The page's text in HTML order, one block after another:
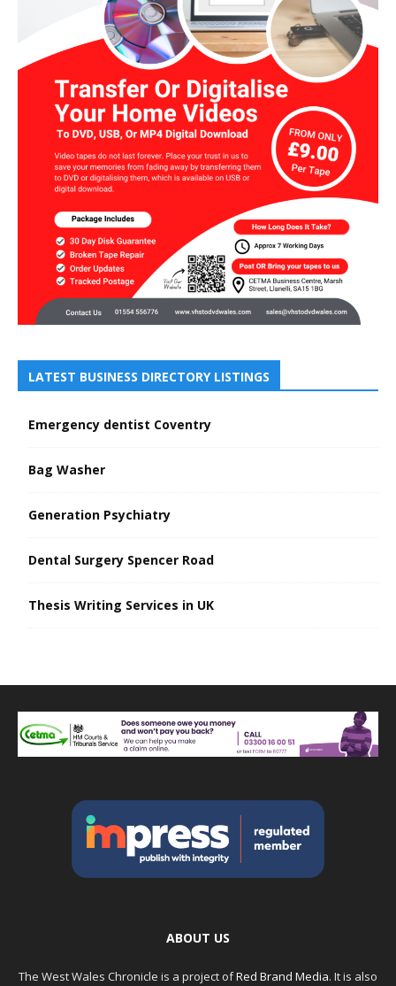
LATEST BUSINESS DIRECTORY LISTINGS
Emergency dentist Coventry
Bag Washer
Generation Psychiatry
Dental Surgery Spencer Road
Thesis Writing Services in UK
ABOUT US
The West Wales Chronicle is a project ofRed Brand Media. It is also